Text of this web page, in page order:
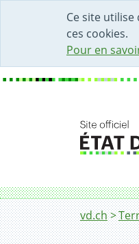
Ce site
ces cookies.
Pour en
DÉBUT
ACCÈS AU
PAGE
Fil
vd.ch
PAC